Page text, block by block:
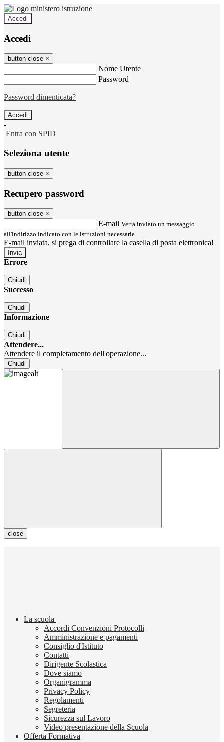
Accedi
Accedi
button close ×
Nome Utente
Password
Password dimenticata?
-
Entra con SPID
Seleziona utente
button close ×
Recupero password
button close ×
E-mail Verrà inviato un messaggio
all'indirizzo indicato con le istruzioni necessarie.
E-mail inviata, si prega di controllare la casella di posta elettronica!
Errore
Chiudi
Successo
Chiudi
Informazione
Chiudi
Attendere...
Attendere il completamento dell'operazione...
Chiudi
close
La scuola
Accordi Convenzioni Protocolli
Amministrazione e pagamenti
Consiglio d'Istituto
Contatti
Dirigente Scolastica
Dove siamo
Organigramma
Privacy Policy
Regolamenti
Segreteria
Sicurezza sul Lavoro
Video presentazione della Scuola
Offerta Formativa